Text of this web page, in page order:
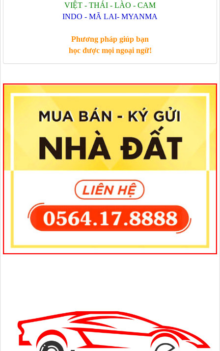
VIỆT - THÁI - LÀO - CAM
INDO - MÃ LAI- MYANMA
Phương pháp giúp bạn
học được mọi ngoại ngữ!